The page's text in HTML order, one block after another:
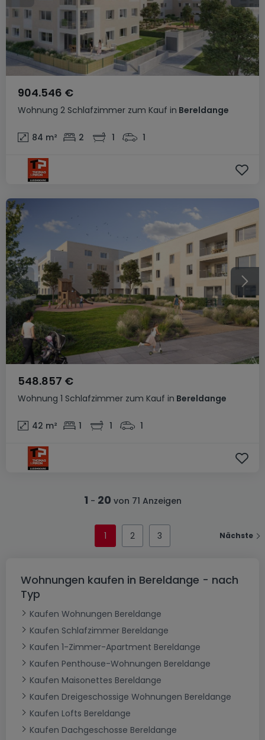
Wohnung 2 Schlafzimmer zum Kauf in Bereldange
904.546 €
84 m² 2 1 1
Wohnung 1 Schlafzimmer zum Kauf in Bereldange
548.857 €
42 m² 1 1 1
1 - 20 von 71 Anzeigen
1 2 3 Nächste
Wohnungen kaufen in Bereldange - nach
Typ
Kaufen Wohnungen Bereldange
Kaufen Schlafzimmer Bereldange
Kaufen 1-Zimmer-Apartment Bereldange
Kaufen Penthouse-Wohnungen Bereldange
Kaufen Maisonettes Bereldange
Kaufen Dreigeschossige Wohnungen Bereldange
Kaufen Lofts Bereldange
Kaufen Dachgeschosse Bereldange